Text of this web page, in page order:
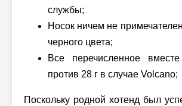
службы;
Носок ничем не
черного цвета;
Все перечисленное
против 28 г в случае Volcano;
Поскольку родной хотенд был